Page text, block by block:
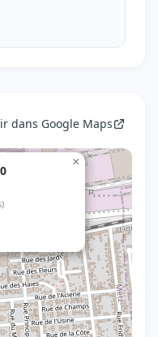
dans Google Maps
×